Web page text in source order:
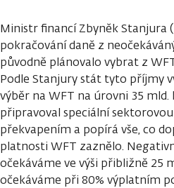
Ministr financí Zbyněk Stanjura
pokračování daně z
původně plánovalo vybrat z
Podle Stanjury stát tyto příjmy
výběr na WFT na úrovni 35
připravoval speciální
překvapením a popírá vše, co
platnosti WFT zaznělo.
očekáváme ve výši přibližně 25
očekáváme při 80% výplatním